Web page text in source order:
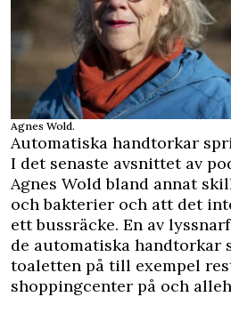
Agnes Wold.
Automatiska handtorkar
I det senaste avsnittet av
Agnes Wold bland annat
och bakterier och att det
ett bussräcke. En av
de automatiska handtorkar
toaletten på till exempel
shoppingcenter på och